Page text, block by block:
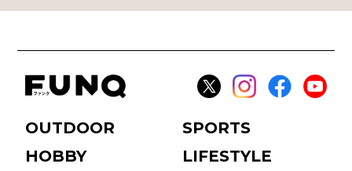
OUTDOOR
SPORTS
HOBBY
LIFESTYLE